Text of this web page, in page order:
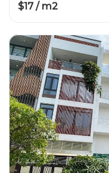
$17 / m2